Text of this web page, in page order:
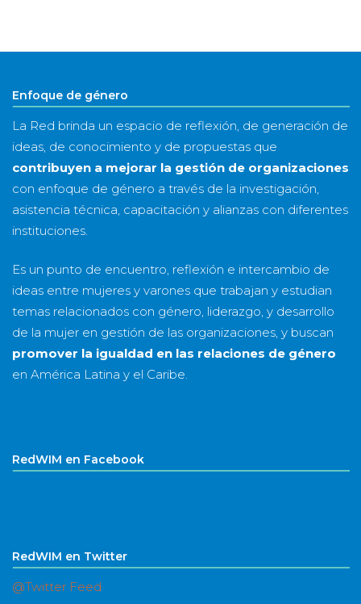
año
Enfoque de género
La Red brinda un espacio de reflexión, de generación de
ideas, de conocimiento y de propuestas que
contribuyen a mejorar la gestión de organizaciones
con enfoque de género a través de la investigación,
asistencia técnica, capacitación y alianzas con diferentes
instituciones.
Es un punto de encuentro, reflexión e intercambio de
ideas entre mujeres y varones que trabajan y estudian
temas relacionados con género, liderazgo, y desarrollo
de la mujer en gestión de las organizaciones, y buscan
promover la igualdad en las relaciones de género
en América Latina y el Caribe.
RedWIM en Facebook
RedWIM en Twitter
@Twitter Feed